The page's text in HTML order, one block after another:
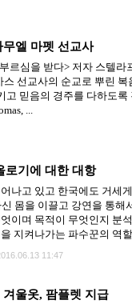
엘 마펫 선교사
르심을 받다> 저자 스텔
선교사의 순교로 뿌린
믿음의 경주를 다하도
...
로기에 대한 대항
나고 있고 한국에도 거세
몸을 이끌고 강연을 통
이며 목적이 무엇인지 분
지켜나가는 파수꾼의 역
11:47
울옷, 팜플렛 지급